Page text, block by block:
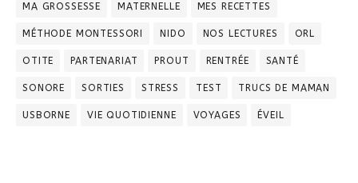
MA GROSSESSE MATERNELLE MES RECETTES
MÉTHODE MONTESSORI NIDO NOS LECTURES ORL
OTITE PARTENARIAT PROUT RENTRÉE SANTÉ
SONORE SORTIES STRESS TEST TRUCS DE MAMAN
USBORNE VIE QUOTIDIENNE VOYAGES ÉVEIL